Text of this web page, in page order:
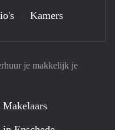
je makkelijk je
Makelaars
Kamers